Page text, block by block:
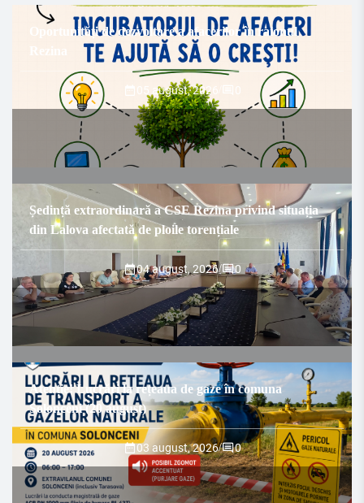
Oportunități de dezvoltare a afacerilor în raionul
Rezina
05 august, 2026
Ședință extraordinară a CSE Rezina privind situația
din Lalova afectată de ploile torențiale
04 august, 2026/ 0
Atenție! Lucrări la rețeaua de gaze în comuna
Solonceni (20 august)
03 august, 2026/ 0